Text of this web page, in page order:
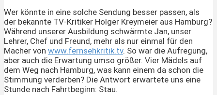
Wer könnte in eine solche Sendung besser passen, als
der bekannte TV-Kritiker Holger Kreymeier aus Hamburg?
Während unserer Ausbildung schwärmte Jan, unser
Lehrer, Chef und Freund, mehr als nur einmal für den
Macher von www.fernsehkritik.tv. So war die Aufregung,
aber auch die Erwartung umso größer. Vier Mädels auf
dem Weg nach Hamburg, was kann einem da schon die
Stimmung verderben? Die Antwort erwartete uns eine
Stunde nach Fahrtbeginn: Stau.